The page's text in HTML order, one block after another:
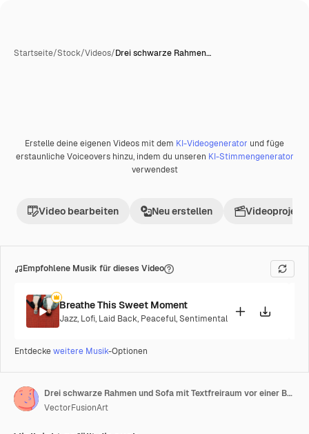
Startseite/Stock/Videos/Drei schwarze Rahmen…
PremiumKI-generiert
Erstelle deine eigenen Videos mit dem KI-Videogenerator und füge
erstaunliche Voiceovers hinzu, indem du unseren KI-Stimmengenerator
verwendest
Video bearbeiten Neu erstellen Videoprojekt
Empfohlene Musik für dieses Video
Breathe This Sweet Moment
Jazz, Lofi, Laid Back, Peaceful,Sentimental
Entdeckeweitere Musik-Optionen
Drei schwarze Rahmen und Sofa mit Textfreiraum vor einer Backsteinmauer
VectorFusionArt